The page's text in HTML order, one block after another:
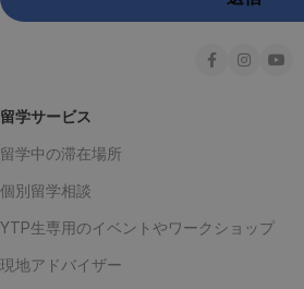
留学サービス
留学中の滞在場所
個別留学相談
YTP生専用のイベントやワークショップ
現地アドバイザー